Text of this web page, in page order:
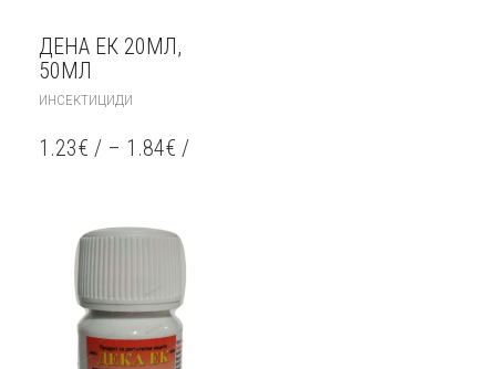
ДЕНА ЕК 20МЛ,
50МЛ
ИНСЕКТИЦИДИ
HAS
MULTIPLE
OPTIONS
CHOSEN
ON
THE
PRODUCT
1.23€ / – 1.84€ /